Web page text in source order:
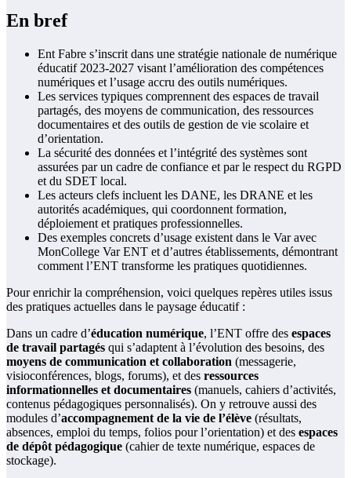
En bref
Ent Fabre s’inscrit dans une stratégie nationale de numérique
éducatif 2023-2027 visant l’amélioration des compétences
numériques et l’usage accru des outils numériques.
Les services typiques comprennent des espaces de travail
partagés, des moyens de communication, des ressources
documentaires et des outils de gestion de vie scolaire et
d’orientation.
La sécurité des données et l’intégrité des systèmes sont
assurées par un cadre de confiance et par le respect du RGPD
et du SDET local.
Les acteurs clefs incluent les DANE, les DRANE et les
autorités académiques, qui coordonnent formation,
déploiement et pratiques professionnelles.
Des exemples concrets d’usage existent dans le Var avec
MonCollege Var ENT et d’autres établissements, démontrant
comment l’ENT transforme les pratiques quotidiennes.
Pour enrichir la compréhension, voici quelques repères utiles issus
des pratiques actuelles dans le paysage éducatif :
Dans un cadre d’éducation numérique, l’ENT offre des espaces
de travail partagés qui s’adaptent à l’évolution des besoins, des
moyens de communication et collaboration (messagerie,
visioconférences, blogs, forums), et des ressources
informationnelles et documentaires (manuels, cahiers d’activités,
contenus pédagogiques personnalisés). On y retrouve aussi des
modules d’accompagnement de la vie de l’élève (résultats,
absences, emploi du temps, folios pour l’orientation) et des espaces
de dépôt pédagogique (cahier de texte numérique, espaces de
stockage).